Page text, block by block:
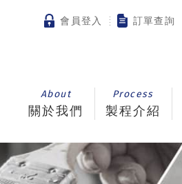
會員登入 訂單查詢
About
關於我們
Process
製程介紹